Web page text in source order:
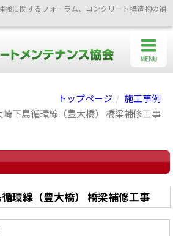
強に関するフォーラム、コンクリート構造物の補
トップページ
施工事例
崎下島循環線（豊大橋） 橋梁補修工事
環線（豊大橋） 橋梁補修工事
MENU